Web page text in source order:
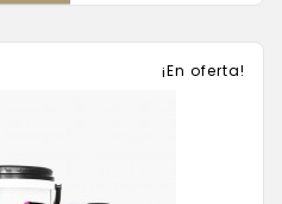
¡En oferta!